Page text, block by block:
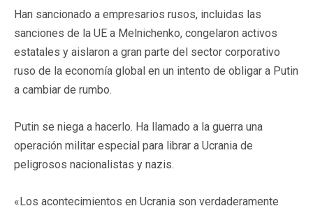
Han sancionado a empresarios rusos, incluidas las
sanciones de la UE a Melnichenko, congelaron activos
estatales y aislaron a gran parte del sector corporativo
ruso de la economía global en un intento de obligar a Putin
a cambiar de rumbo.
Putin se niega a hacerlo. Ha llamado a la guerra una
operación militar especial para librar a Ucrania de
peligrosos nacionalistas y nazis.
«Los acontecimientos en Ucrania son verdaderamente